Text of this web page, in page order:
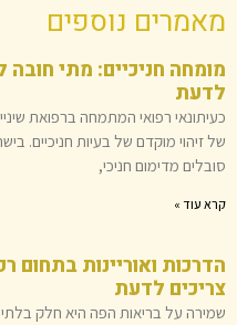
מאמרים נוספים
מומחה חניכיים: מתי
לדעת
כעיתונאי רפואי המתמחה ברפואת
סובלים מדימום חניכי,
קרא עוד »
הדרכות ואוריינות
צריכים לדעת
שמירה על בריאות הפה היא חלק בלתי